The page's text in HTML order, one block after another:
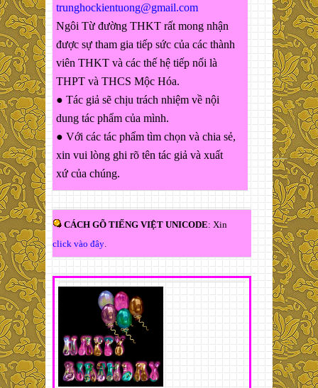
trunghockientuong@gmail.com
Ngôi Từ đường THKT rất mong nhận
được sự tham gia tiếp sức của các thành
viên THKT và các thế hệ tiếp nối là
THPT và THCS Mộc Hóa.
● Tác giả sẽ chịu trách nhiệm về nội
dung tác phẩm của mình.
● Với các tác phẩm tìm chọn và chia sẻ,
xin vui lòng ghi rõ tên tác giả và xuất
xứ của chúng.
CÁCH GÕ TIẾNG VIỆT UNICODE: Xin
click vào đây